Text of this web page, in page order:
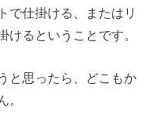
で仕掛ける、またはリ
けるということです。
と思ったら、どこもか
。